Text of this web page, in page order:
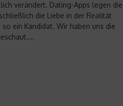
verändert. Dating-Apps legen die
die Liebe in der Realität
ein Kandidat. Wir haben uns die